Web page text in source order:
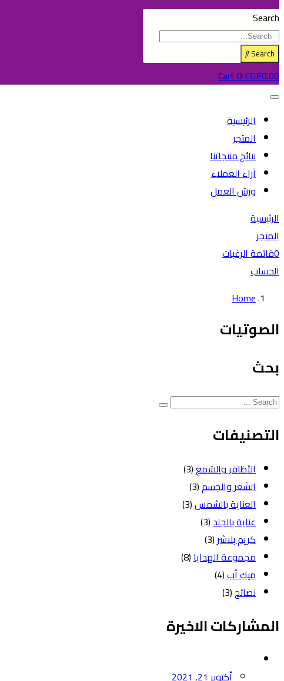
Search
Search
EGP0.00
0
Cart
الرئيسية
المتجر
نتائج منتجاتنا
آراء العملاء
ورش العمل
الرئيسية
المتجر
0قائمة الرغبات
الحساب
Home
الصوتيات
بحث
التصنيفات
الأظافر والشمع(3)
الشعر والجسم(3)
العناية بالشمس(3)
عناية بالجلد(3)
كريم بلاشر (3)
مجموعة الهدايا(8)
ميك أب(4)
نصائح(3)
المشاركات الاخيرة
Posted
أكتوبر 21, 2021